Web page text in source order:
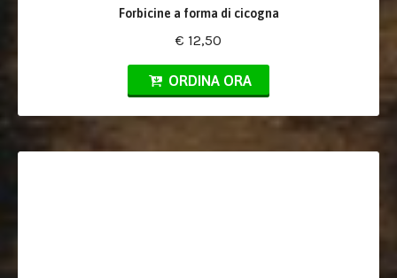
Forbicine a forma di cicogna
€ 12,50
ORDINA ORA